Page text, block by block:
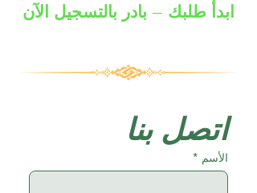
ابدأ طلبك – بادر بالتسجيل الآن
اتصل بنا
الأسم *